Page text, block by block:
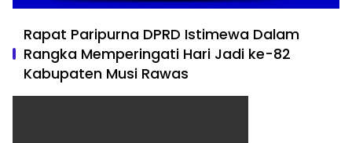
Rapat Paripurna DPRD Istimewa Dalam
Rangka Memperingati Hari Jadi ke-82
Kabupaten Musi Rawas